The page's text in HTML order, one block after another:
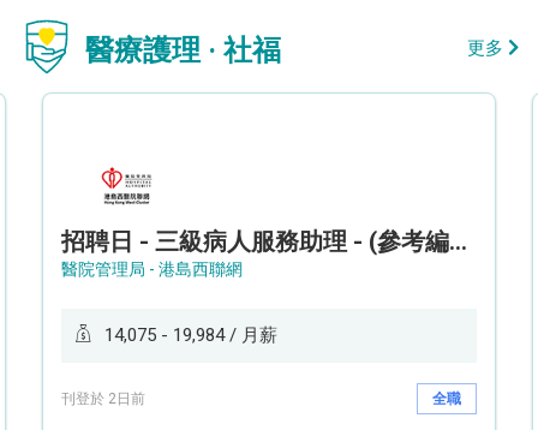
醫療護理 · 社福 更多
招聘日 - 三級病人服務助理 - (參考編號: HKWCS260107)
醫院管理局 - 港島西聯網
14,075 - 19,984 / 月薪
刊登於 2日前 全職